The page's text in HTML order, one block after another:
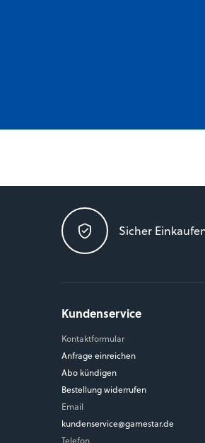
Sicher
Kundenservice
Kontaktformular
Anfrage einreichen
Abo kündigen
Bestellung widerrufen
Email
kundenservice@gamestar.de
Telefon